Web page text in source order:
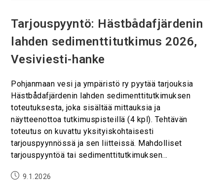
Tarjouspyyntö: Hästbådafjärdenin
lahden sedimenttitutkimus 2026,
Vesiviesti-hanke
Pohjanmaan vesi ja ympäristö ry pyytää tarjouksia
Hästbådafjärdenin lahden sedimenttitutkimuksen
toteutuksesta, joka sisältää mittauksia ja
näytteenottoa tutkimuspisteillä (4 kpl). Tehtävän
toteutus on kuvattu yksityiskohtaisesti
tarjouspyynnössä ja sen liitteissä. Mahdolliset
tarjouspyyntöä tai sedimenttitutkimuksen…
9.1.2026